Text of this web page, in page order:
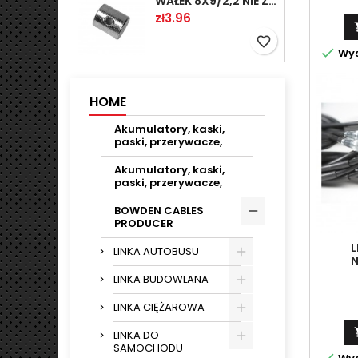
Price
zł3.96
favorite_border
HOME
Akumulatory, kaski,
paski, przerywacze,
Akumulatory, kaski,
paski, przerywacze,
BOWDEN CABLES
PRODUCER
LINKA AUTOBUSU
LINKA BUDOWLANA
LINKA CIĘŻAROWA
LINKA DO
SAMOCHODU
